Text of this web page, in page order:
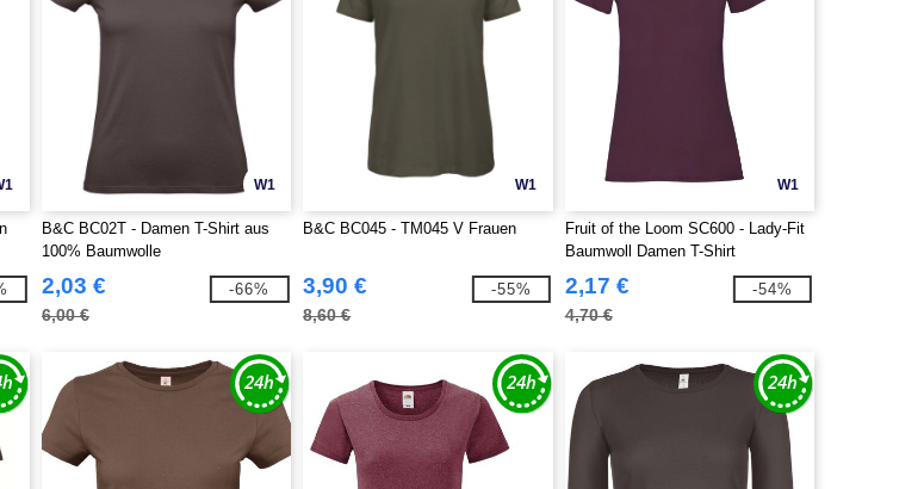
W1
B&C BC02T - Damen T-Shirt aus
100% Baumwolle
2,03 €
6,00 €
-66%
W1
B&C BC045 - TM045 V Frauen
3,90 €
8,60 €
-55%
W1
Fruit of the Loom SC600 - Lady-Fit
Baumwoll Damen T-Shirt
2,17 €
4,70 €
-54%